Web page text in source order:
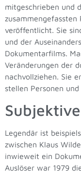
mitgeschrieben und
veröffentlicht. Sie
und der
Dokumentarfilms.
Veränderungen der
nachvollziehen. Sie
stellen Personen
Legendär ist
zwischen Klaus
inwieweit ein
Auslöser war 1979